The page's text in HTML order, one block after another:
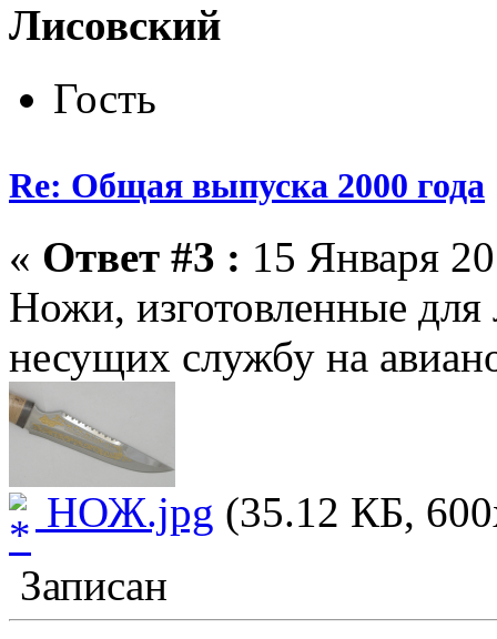
Лисовский
Гость
Re: Общая выпуска 2000 года
« Ответ #3 : 15 Января
Ножи, изготовленные для
несущих службу на
НОЖ.jpg (35.12 КБ,
Записан